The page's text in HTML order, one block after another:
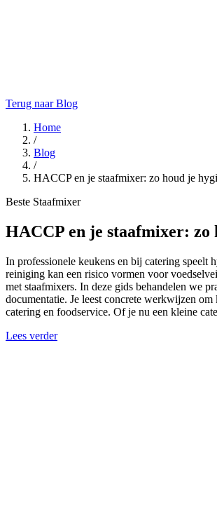
Terug naar Blog
Home
/
Blog
/
HACCP en je staafmixer: zo houd je
Beste Staafmixer
HACCP en je staafmixer: zo
In professionele keukens en bij catering speelt
reiniging kan een risico vormen voor
met staafmixers. In deze gids behandelen we
documentatie. Je leest concrete werkwijzen
catering en foodservice. Of je nu een kleine
Lees verder